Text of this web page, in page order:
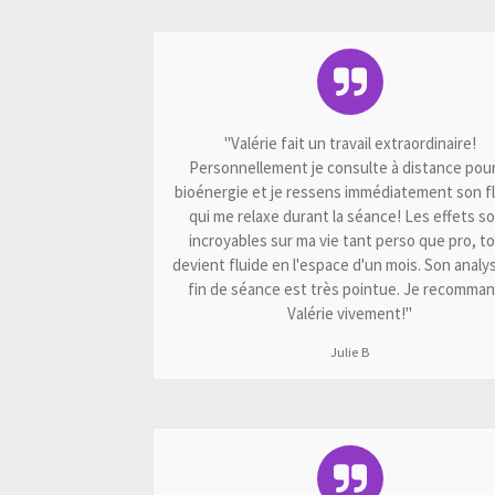
"Valérie fait un travail extraordinaire!
Personnellement je consulte à distance
bioénergie et je ressens immédiatement son
qui me relaxe durant la séance! Les effets
incroyables sur ma vie tant perso que pro,
devient fluide en l'espace d'un mois. Son
fin de séance est très pointue. Je
Valérie vivement!"
Julie B